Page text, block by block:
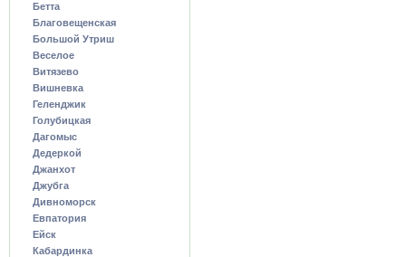
Бетта
Благовещенская
Большой Утриш
Веселое
Витязево
Вишневка
Геленджик
Голубицкая
Дагомыс
Дедеркой
Джанхот
Джубга
Дивноморск
Евпатория
Ейск
Кабардинка